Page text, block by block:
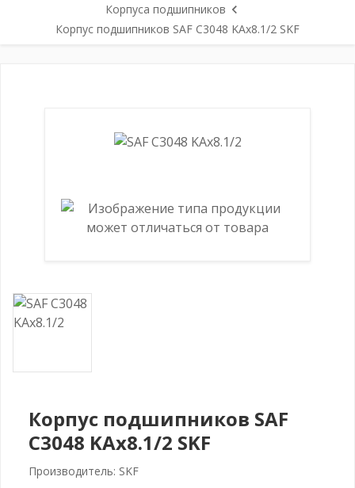
Корпуса подшипников
Корпус подшипников SAF C3048 KAx8.1/2 SKF
Корпус подшипников SAF
C3048 KAx8.1/2 SKF
Производитель: SKF